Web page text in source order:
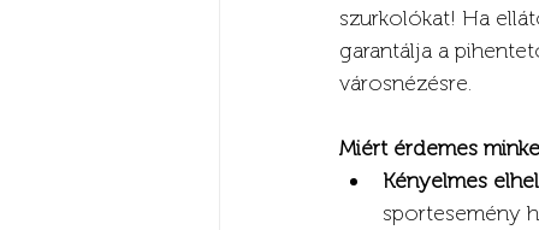
szurkolókat! Ha
garantálja a
városnézésre.
Miért érdemes
Kényelmes
sportesemény